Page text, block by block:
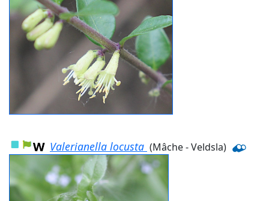
Valerianella locusta (Mâche - Veldsla)